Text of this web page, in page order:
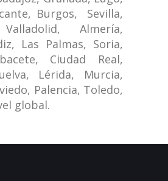
Burgos, Sevilla,
Almería,
Las Palmas, Soria,
Ciudad Real,
Lérida, Murcia,
Palencia, Toledo,
global.